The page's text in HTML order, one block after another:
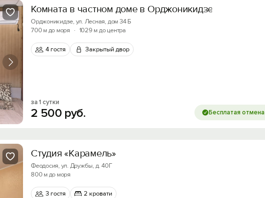
Комната в частном доме в Орджоникидзе
Орджоникидзе, ул. Лесная, дом 34 Б
700 м до моря
· 1029 м до центра
4 гостя Закрытый двор
за 1 сутки
2 500 руб. Бесплатая отмена
Студия «Карамель»
Феодосия, ул. Дружбы, д. 40Г
800 м до моря
3 гостя 2 кровати
Скидка −5%
первое бронирование!
Вход на сайт
Войти или
Войти